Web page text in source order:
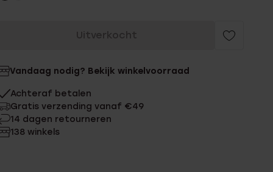
Uitverkocht
Vandaag nodig? Bekijk winkelvoorraad
Achteraf betalen
Gratis verzending vanaf €49
14 dagen retourneren
138 winkels